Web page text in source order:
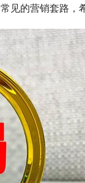
见的营销套路，